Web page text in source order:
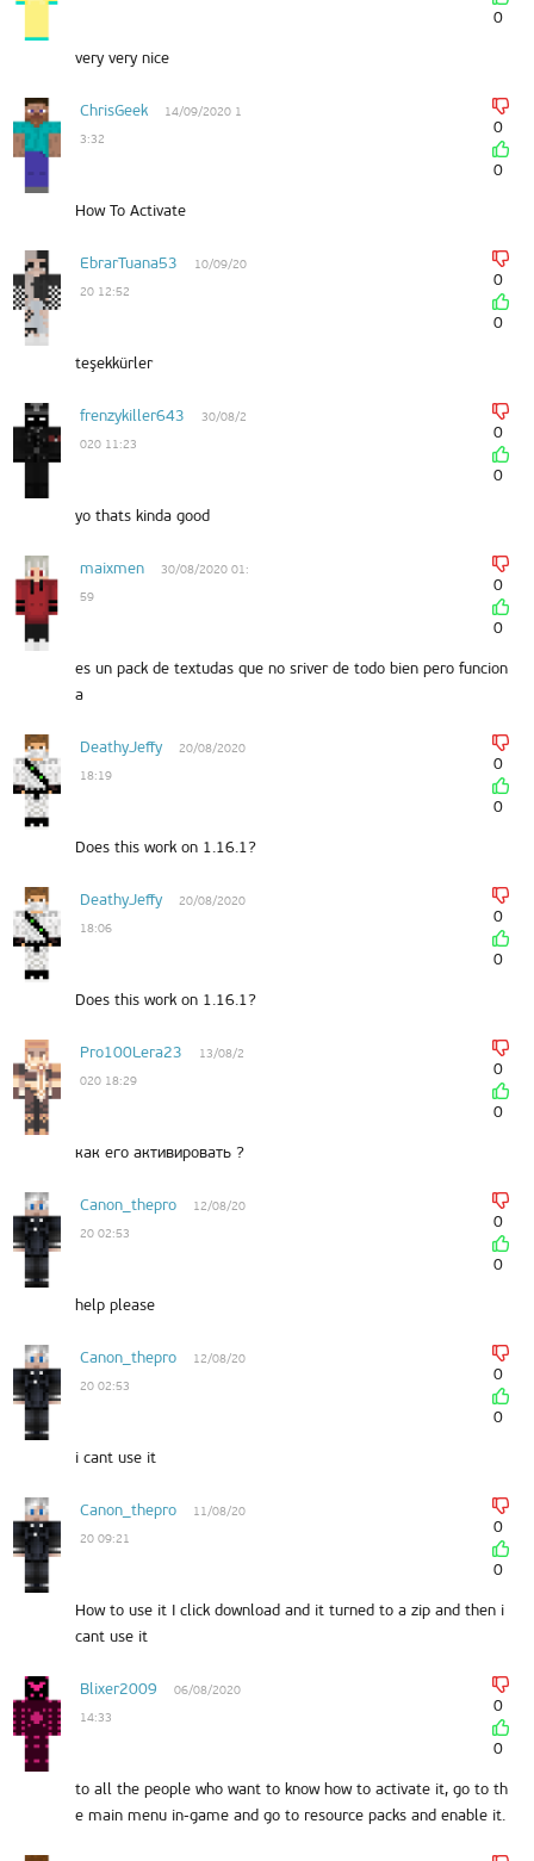
0
very very nice
ChrisGeek
14/09/2020 1
3:32
0
0
How To Activate
EbrarTuana53
10/09/20
20 12:52
0
0
teşekkürler
frenzykiller643
30/08/2
020 11:23
0
0
yo thats kinda good
maixmen
30/08/2020 01:
59
0
0
es un pack de textudas que no sriver de todo bien pero funcion
a
DeathyJeffy
20/08/2020
18:19
0
0
Does this work on 1.16.1?
DeathyJeffy
20/08/2020
18:06
0
0
Does this work on 1.16.1?
Pro100Lera23
13/08/2
020 18:29
0
0
как его активировать ?
Canon_thepro
12/08/20
20 02:53
0
0
help please
Canon_thepro
12/08/20
20 02:53
0
0
i cant use it
Canon_thepro
11/08/20
20 09:21
0
0
How to use it I click download and it turned to a zip and then i
cant use it
Blixer2009
06/08/2020
14:33
0
0
to all the people who want to know how to activate it, go to th
e main menu in-game and go to resource packs and enable it.